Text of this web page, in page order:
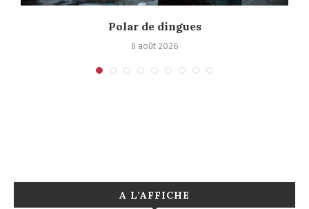
Polar de dingues
8 août 2026
A L’AFFICHE